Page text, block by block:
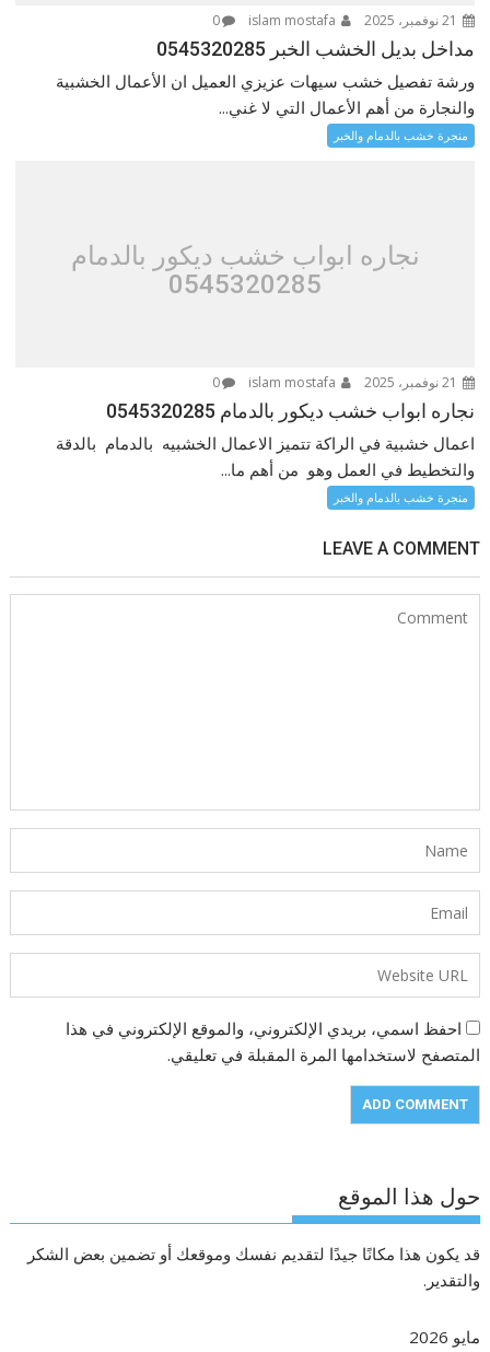
0
مداخل بديل الخشب الخبر 0545320285
ورشة تفصيل خشب سيهات عزيزي العميل ان الأعمال الخشبية
والنجارة من أهم الأعمال التي لا غني...
منجرة خشب بالدمام والخبر
نجاره ابواب خشب ديكور بالدمام
0545320285
0
نجاره ابواب خشب ديكور بالدمام 0545320285
اعمال خشبية في الراكة تتميز الاعمال الخشبيه بالدمام بالدقة
والتخطيط في العمل وهو من أهم ما...
منجرة خشب بالدمام والخبر
LEAVE A COMMENT
احفظ اسمي، بريدي الإلكتروني، والموقع الإلكتروني في هذا
المتصفح لاستخدامها المرة المقبلة في تعليقي.
حول هذا الموقع
قد يكون هذا مكانًا جيدًا لتقديم نفسك وموقعك أو تضمين بعض الشكر
والتقدير.
مايو 2026